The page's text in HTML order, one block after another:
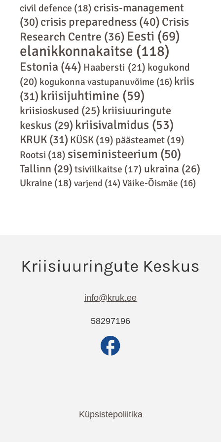
civil defence (18) crisis-management
(30) crisis preparedness (40) Crisis
Research Centre (36) Eesti (69)
elanikkonnakaitse (118)
Estonia (44) Haabersti (21) kogukond
(20) kogukonna vastupanuvõime (16) kriis
(31) kriisijuhtimine (59)
kriisioskused (25) kriisiuuringute
keskus (29) kriisivalmidus (53)
KRUK (31) KÜSK (19) päästeamet (19)
Rootsi (18) siseministeerium (50)
Tallinn (29) tsiviilkaitse (17) ukraina (26)
Ukraine (18) varjend (14) Väike-Õismäe (16)
info@kruk.ee
58297196
Küpsistepoliitika